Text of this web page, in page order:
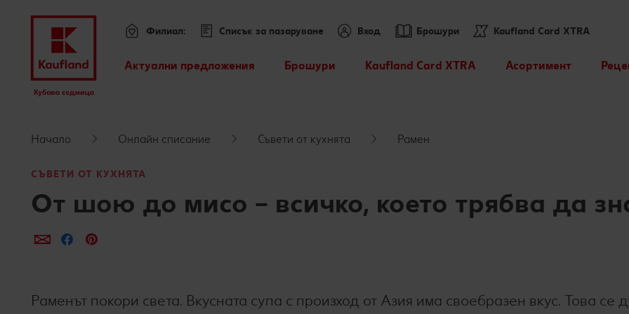
Футър
Sticky side bar
Меню
Актуални предложения Брошури Kaufland Card XTRA
XTRA купони
Пазарувай в Kaufland и
можеш да спечелиш JBL
Асортимент
Лексикон на свежестта
Брошури
Филиал: Вход
Списък за пазаруване Kaufland Card XTRA
Начало Онлайн списание Съвети от кухнята Рамен
СЪВЕТИ ОТ КУХНЯТА
От шою до мисо – всичко, което трябва да
Сподели по e-mail
Сподели във Facebook
Раменът покори света. Вкусната супа с произход от Азия има своебразен вкус. Това се